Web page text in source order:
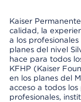
Kaiser
calidad, la
a los
planes del nivel
hace para todos
KFHP (Kaiser
en los planes del
acceso a todos
profesionales,